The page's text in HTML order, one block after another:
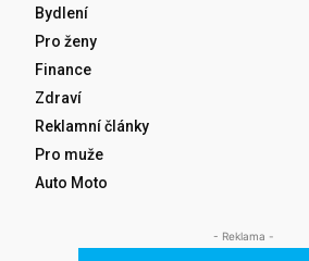
Bydlení
Pro ženy
Finance
Zdraví
Reklamní články
Pro muže
Auto Moto
- Reklama -